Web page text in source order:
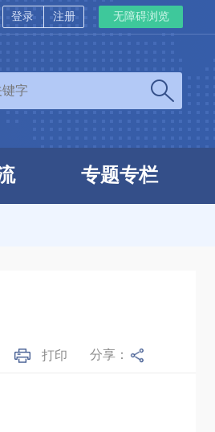
登录 注册 无障碍浏览
专题专栏
打印 分享：